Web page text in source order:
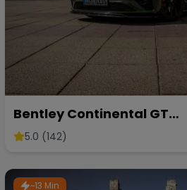
Bentley Continental GT
Sportwagen Coupe mieten
5.0 (142)
~13 Min